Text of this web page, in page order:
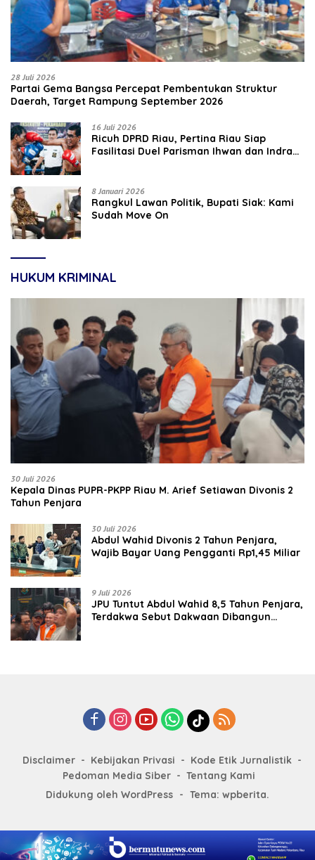
28 Juli 2026
Partai Gema Bangsa Percepat Pembentukan Struktur
Daerah, Target Rampung September 2026
16 Juli 2026
‎Ricuh DPRD Riau, Pertina Riau Siap
Fasilitasi Duel Parisman Ihwan dan Indra
8 Januari 2026
Rangkul Lawan Politik, Bupati Siak: Kami
Sudah Move On
HUKUM KRIMINAL
30 Juli 2026
Kepala Dinas PUPR-PKPP Riau M. Arief Setiawan Divonis 2
Tahun Penjara
30 Juli 2026
‎‎Abdul Wahid Divonis 2 Tahun Penjara,
Wajib Bayar Uang Pengganti Rp1,45 Miliar
9 Juli 2026
JPU Tuntut Abdul Wahid 8,5 Tahun Penjara,
Terdakwa Sebut Dakwaan Dibangun
Disclaimer Kebijakan Privasi
Kode Etik Jurnalistik
Pedoman Media Siber
Tentang Kami
Didukung oleh WordPress - Tema: wpberita.